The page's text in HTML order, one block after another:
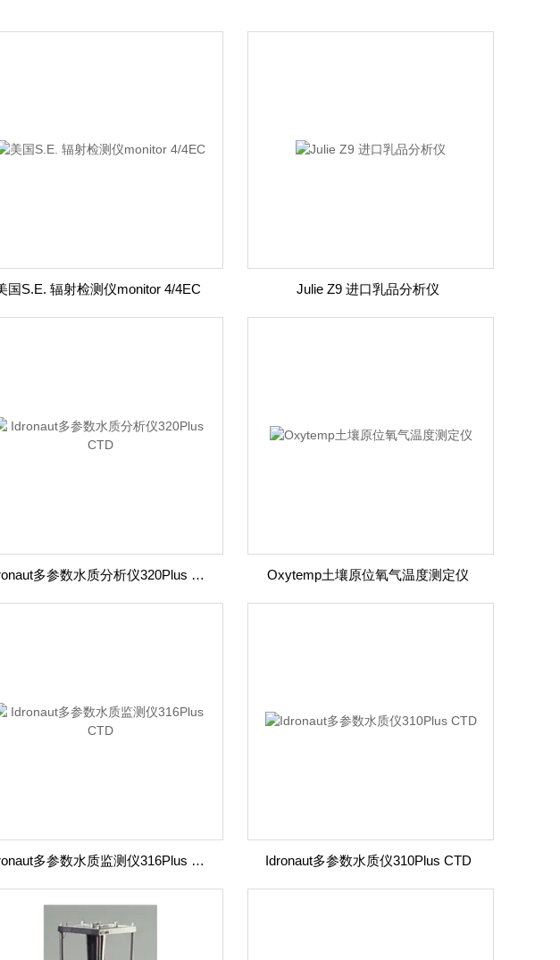
国S.E. 辐射检测仪monitor 4/4EC Julie Z9 进口乳品分析仪
Idronaut多参数水质分析仪320Plus CTD Oxytemp土壤原位氧气温度测定仪
Idronaut多参数水质监测仪316Plus CTD Idronaut多参数水质仪310Plus CTD